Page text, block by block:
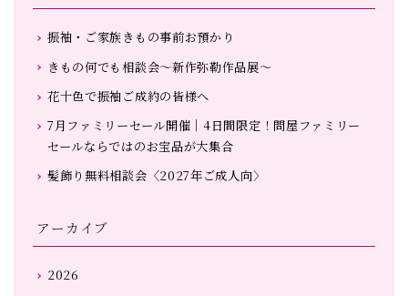
振袖・ご家族きもの事前お預かり
きもの何でも相談会～新作弥勒作品展～
花十色で振袖ご成約の皆様へ
7月ファミリーセール開催｜4日間限定！問屋ファミリー
セールならではのお宝品が大集合
髪飾り無料相談会〈2027年ご成人向〉
アーカイブ
2026